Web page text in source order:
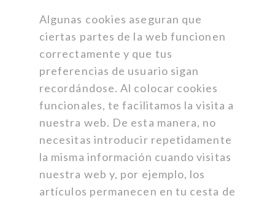
Algunas cookies aseguran que
ciertas partes de la web funcionen
correctamente y que tus
preferencias de usuario sigan
recordándose. Al colocar cookies
funcionales, te facilitamos la visita a
nuestra web. De esta manera, no
necesitas introducir repetidamente
la misma información cuando visitas
nuestra web y, por ejemplo, los
artículos permanecen en tu cesta de